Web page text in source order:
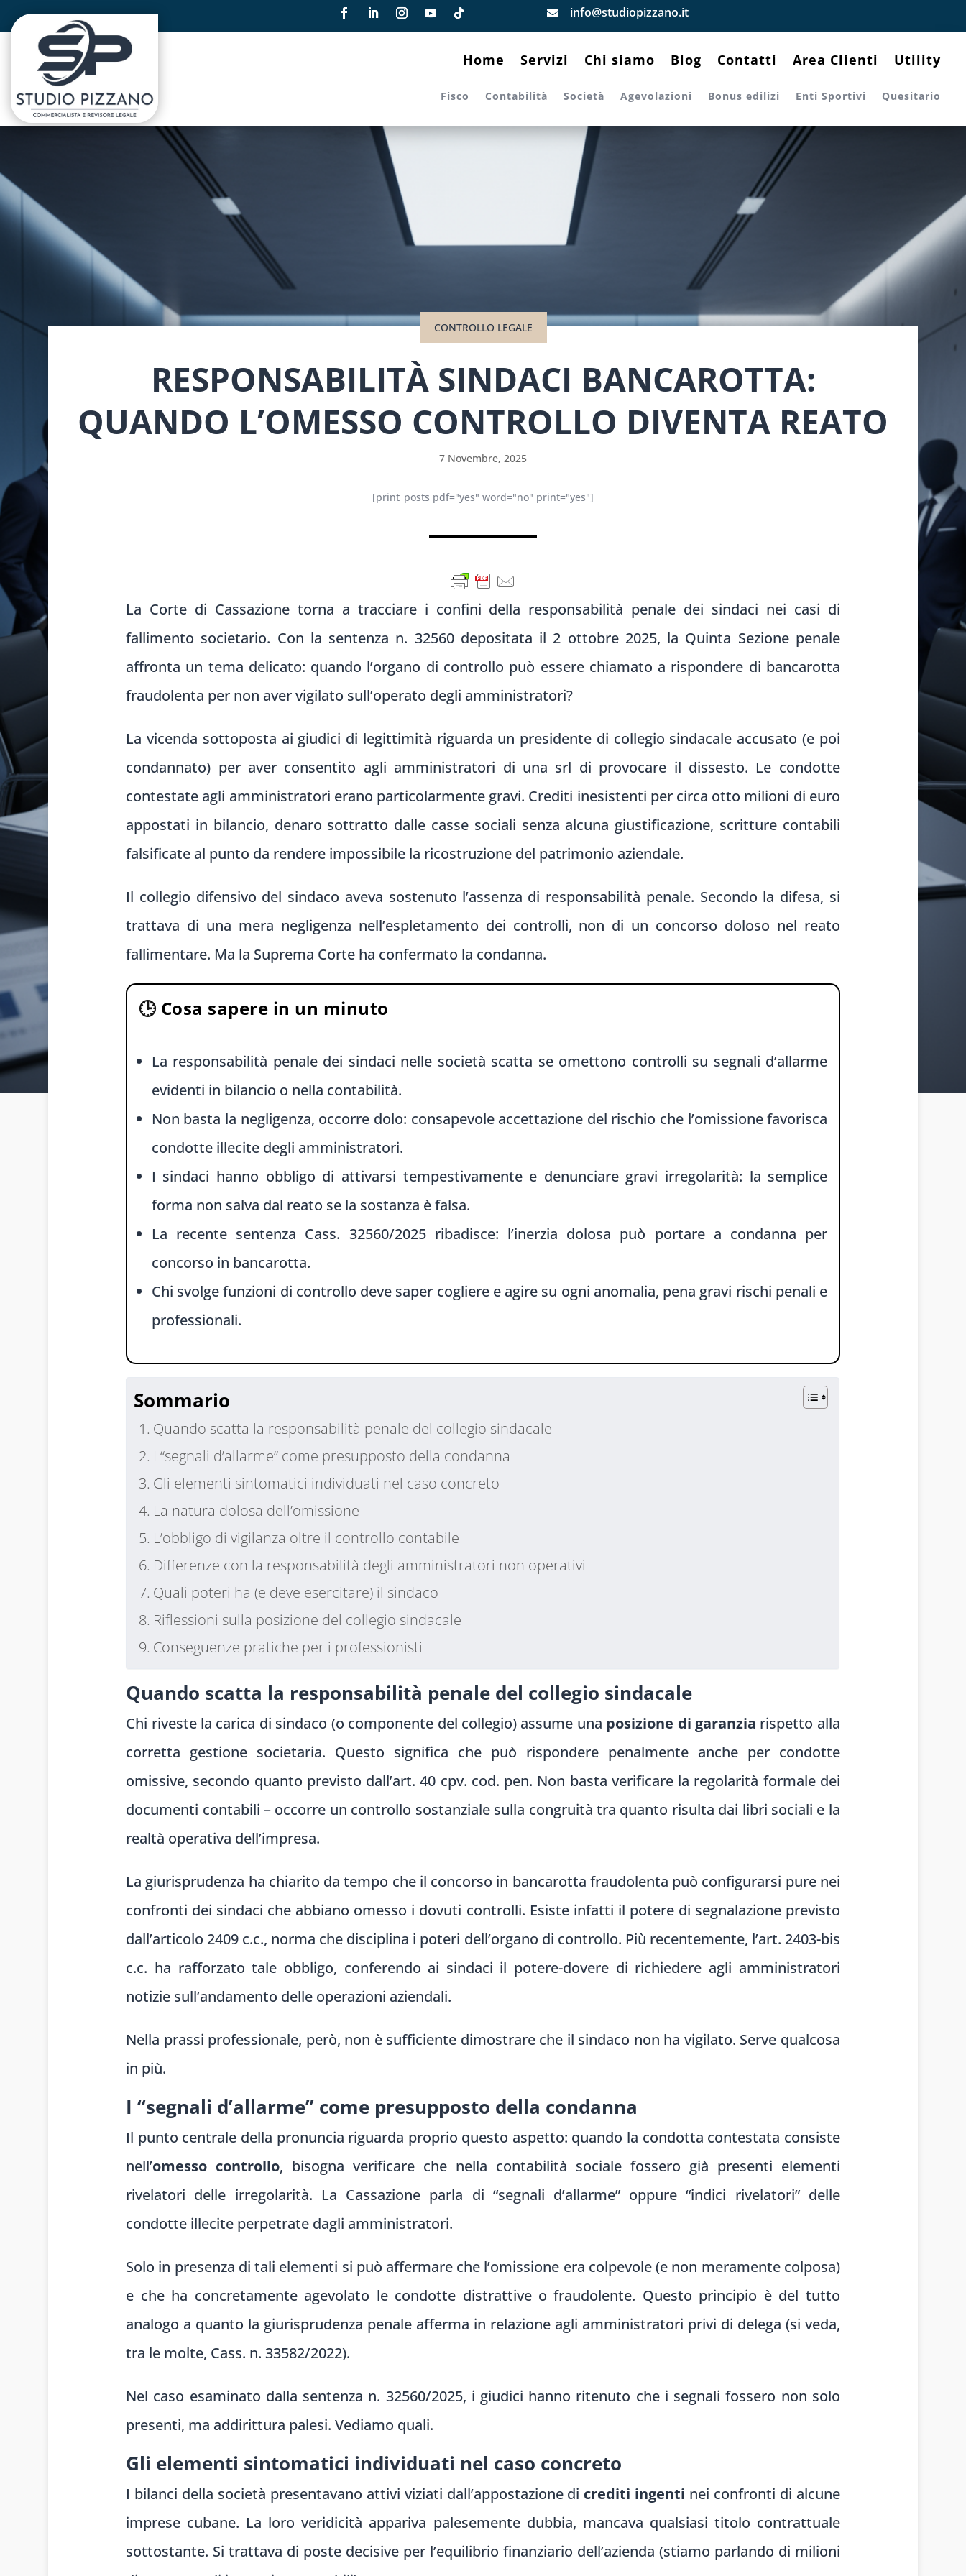
 info@studiopizzano.it
Home Servizi Chi siamo Blog Contatti Area Clienti Utility
Fisco Contabilità Società Agevolazioni Bonus edilizi Enti Sportivi Quesitario
CONTROLLO LEGALE
RESPONSABILITÀ SINDACI BANCAROTTA:
QUANDO L’OMESSO CONTROLLO DIVENTA REATO
7 Novembre, 2025
[print_posts pdf="yes" word="no" print="yes"]
La Corte di Cassazione torna a tracciare i confini della responsabilità penale dei sindaci nei casi di
fallimento societario. Con la sentenza n. 32560 depositata il 2 ottobre 2025, la Quinta Sezione penale
affronta un tema delicato: quando l’organo di controllo può essere chiamato a rispondere di bancarotta
fraudolenta per non aver vigilato sull’operato degli amministratori?
La vicenda sottoposta ai giudici di legittimità riguarda un presidente di collegio sindacale accusato (e poi
condannato) per aver consentito agli amministratori di una srl di provocare il dissesto. Le condotte
contestate agli amministratori erano particolarmente gravi. Crediti inesistenti per circa otto milioni di euro
appostati in bilancio, denaro sottratto dalle casse sociali senza alcuna giustificazione, scritture contabili
falsificate al punto da rendere impossibile la ricostruzione del patrimonio aziendale.
Il collegio difensivo del sindaco aveva sostenuto l’assenza di responsabilità penale. Secondo la difesa, si
trattava di una mera negligenza nell’espletamento dei controlli, non di un concorso doloso nel reato
fallimentare. Ma la Suprema Corte ha confermato la condanna.
🕒 Cosa sapere in un minuto
La responsabilità penale dei sindaci nelle società scatta se omettono controlli su segnali d’allarme
evidenti in bilancio o nella contabilità.
Non basta la negligenza, occorre dolo: consapevole accettazione del rischio che l’omissione favorisca
condotte illecite degli amministratori.
I sindaci hanno obbligo di attivarsi tempestivamente e denunciare gravi irregolarità: la semplice
forma non salva dal reato se la sostanza è falsa.
La recente sentenza Cass. 32560/2025 ribadisce: l’inerzia dolosa può portare a condanna per
concorso in bancarotta.
Chi svolge funzioni di controllo deve saper cogliere e agire su ogni anomalia, pena gravi rischi penali e
professionali.
Sommario
Quando scatta la responsabilità penale del collegio sindacale
I “segnali d’allarme” come presupposto della condanna
Gli elementi sintomatici individuati nel caso concreto
La natura dolosa dell’omissione
L’obbligo di vigilanza oltre il controllo contabile
Differenze con la responsabilità degli amministratori non operativi
Quali poteri ha (e deve esercitare) il sindaco
Riflessioni sulla posizione del collegio sindacale
Conseguenze pratiche per i professionisti
Quando scatta la responsabilità penale del collegio sindacale
Chi riveste la carica di sindaco (o componente del collegio) assume una posizione di garanzia rispetto alla
corretta gestione societaria. Questo significa che può rispondere penalmente anche per condotte
omissive, secondo quanto previsto dall’art. 40 cpv. cod. pen. Non basta verificare la regolarità formale dei
documenti contabili – occorre un controllo sostanziale sulla congruità tra quanto risulta dai libri sociali e la
realtà operativa dell’impresa.
La giurisprudenza ha chiarito da tempo che il concorso in bancarotta fraudolenta può configurarsi pure nei
confronti dei sindaci che abbiano omesso i dovuti controlli. Esiste infatti il potere di segnalazione previsto
dall’articolo 2409 c.c., norma che disciplina i poteri dell’organo di controllo. Più recentemente, l’art. 2403-bis
c.c. ha rafforzato tale obbligo, conferendo ai sindaci il potere-dovere di richiedere agli amministratori
notizie sull’andamento delle operazioni aziendali.
Nella prassi professionale, però, non è sufficiente dimostrare che il sindaco non ha vigilato. Serve qualcosa
in più.
I “segnali d’allarme” come presupposto della condanna
Il punto centrale della pronuncia riguarda proprio questo aspetto: quando la condotta contestata consiste
nell’omesso controllo, bisogna verificare che nella contabilità sociale fossero già presenti elementi
rivelatori delle irregolarità. La Cassazione parla di “segnali d’allarme” oppure “indici rivelatori” delle
condotte illecite perpetrate dagli amministratori.
Solo in presenza di tali elementi si può affermare che l’omissione era colpevole (e non meramente colposa)
e che ha concretamente agevolato le condotte distrattive o fraudolente. Questo principio è del tutto
analogo a quanto la giurisprudenza penale afferma in relazione agli amministratori privi di delega (si veda,
tra le molte, Cass. n. 33582/2022).
Nel caso esaminato dalla sentenza n. 32560/2025, i giudici hanno ritenuto che i segnali fossero non solo
presenti, ma addirittura palesi. Vediamo quali.
Gli elementi sintomatici individuati nel caso concreto
I bilanci della società presentavano attivi viziati dall’appostazione di crediti ingenti nei confronti di alcune
imprese cubane. La loro veridicità appariva palesemente dubbia, mancava qualsiasi titolo contrattuale
sottostante. Si trattava di poste decisive per l’equilibrio finanziario dell’azienda (stiamo parlando di milioni